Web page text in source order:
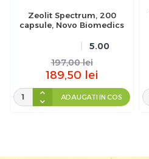
Zeolit Spectrum, 200
capsule, Novo Biomedics
5.00
197,00 lei
189,50 lei
ADAUGATI IN COS